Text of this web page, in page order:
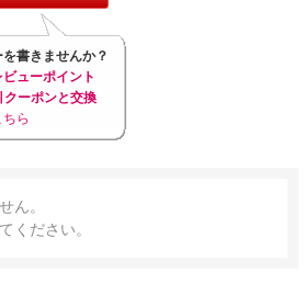
書きませんか？
ューポイント
ーポンと交換
ら
ん。
ください。